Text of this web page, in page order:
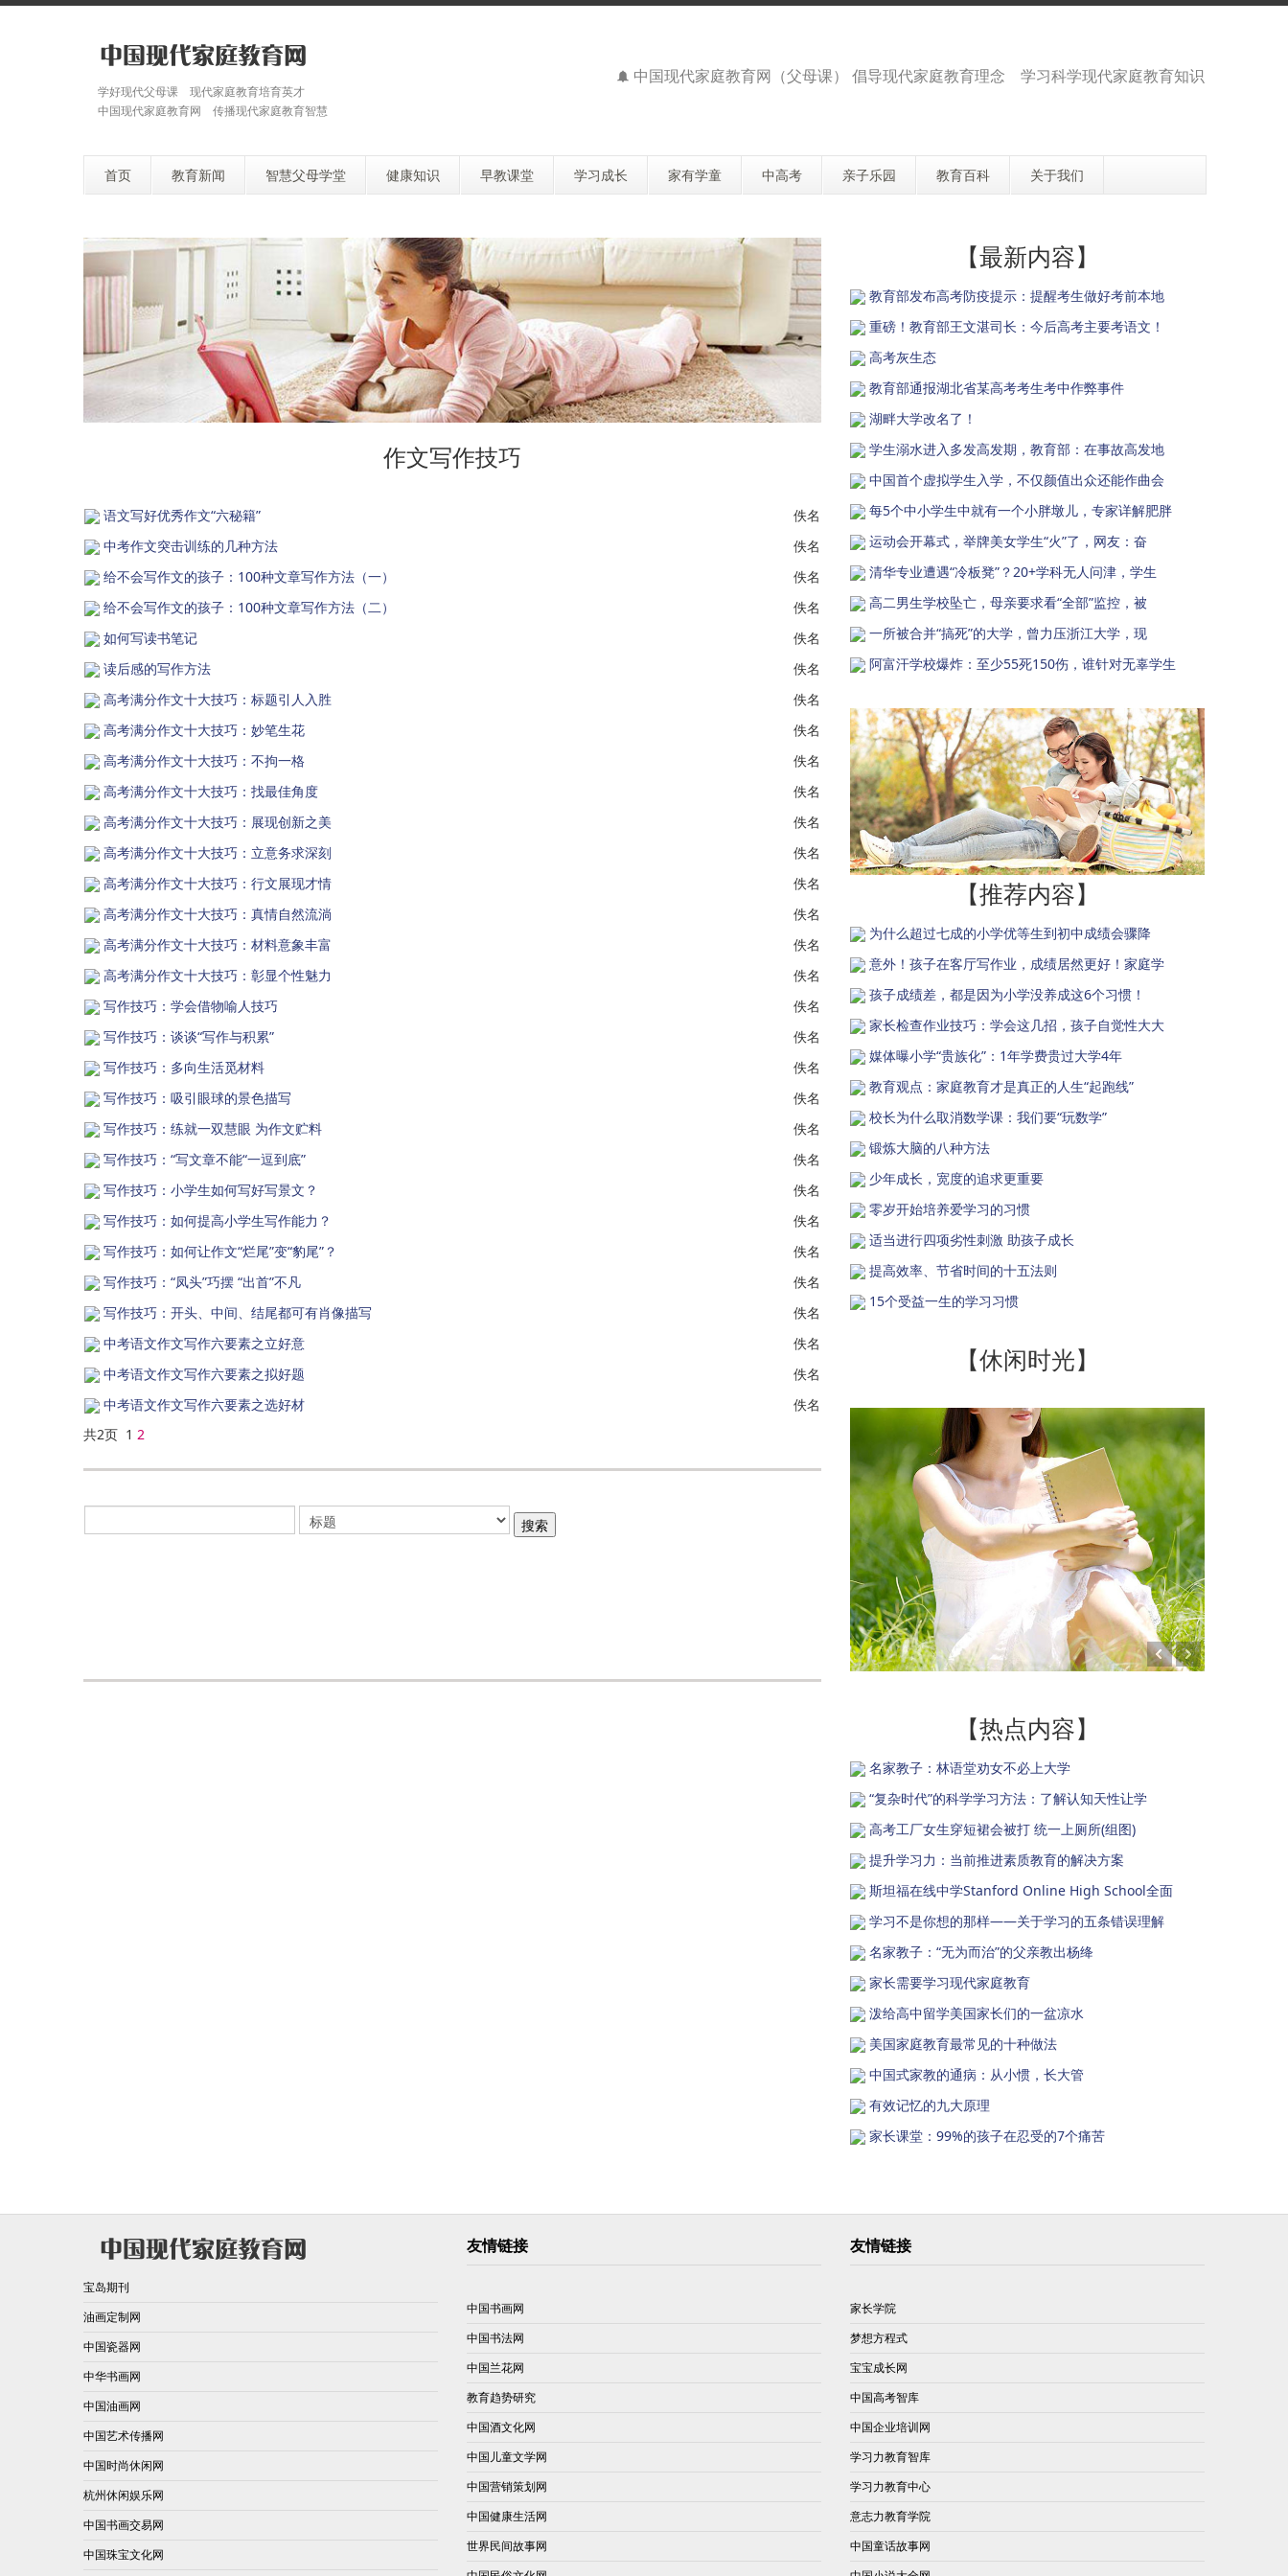
学好现代父母课 现代家庭教育培育英才
中国现代家庭教育网 传播现代家庭教育智慧
中国现代家庭教育网（父母课） 倡导现代家庭教育理念 学习科学现代家庭教育知识
首页 教育新闻 智慧父母学堂 健康知识 早教课堂 学习成长 家有学童 中高考 亲子乐园 教育百科 关于我们
作文写作技巧
语文写好优秀作文“六秘籍”
佚名
中考作文突击训练的几种方法
佚名
给不会写作文的孩子：100种文章写作方法（一）
佚名
给不会写作文的孩子：100种文章写作方法（二）
佚名
如何写读书笔记
佚名
读后感的写作方法
佚名
高考满分作文十大技巧：标题引人入胜
佚名
高考满分作文十大技巧：妙笔生花
佚名
高考满分作文十大技巧：不拘一格
佚名
高考满分作文十大技巧：找最佳角度
佚名
高考满分作文十大技巧：展现创新之美
佚名
高考满分作文十大技巧：立意务求深刻
佚名
高考满分作文十大技巧：行文展现才情
佚名
高考满分作文十大技巧：真情自然流淌
佚名
高考满分作文十大技巧：材料意象丰富
佚名
高考满分作文十大技巧：彰显个性魅力
佚名
写作技巧：学会借物喻人技巧
佚名
写作技巧：谈谈“写作与积累”
佚名
写作技巧：多向生活觅材料
佚名
写作技巧：吸引眼球的景色描写
佚名
写作技巧：练就一双慧眼 为作文贮料
佚名
写作技巧：“写文章不能“一逗到底”
佚名
写作技巧：小学生如何写好写景文？
佚名
写作技巧：如何提高小学生写作能力？
佚名
写作技巧：如何让作文“烂尾”变“豹尾”？
佚名
写作技巧：“凤头”巧摆 “出首”不凡
佚名
写作技巧：开头、中间、结尾都可有肖像描写
佚名
中考语文作文写作六要素之立好意
佚名
中考语文作文写作六要素之拟好题
佚名
中考语文作文写作六要素之选好材
佚名
共2页 1 2
【最新内容】
教育部发布高考防疫提示：提醒考生做好考前本地
重磅！教育部王文湛司长：今后高考主要考语文！
高考灰生态
教育部通报湖北省某高考考生考中作弊事件
湖畔大学改名了！
学生溺水进入多发高发期，教育部：在事故高发地
中国首个虚拟学生入学，不仅颜值出众还能作曲会
每5个中小学生中就有一个小胖墩儿，专家详解肥胖
运动会开幕式，举牌美女学生“火”了，网友：奋
清华专业遭遇“冷板凳”？20+学科无人问津，学生
高二男生学校坠亡，母亲要求看“全部”监控，被
一所被合并“搞死”的大学，曾力压浙江大学，现
阿富汗学校爆炸：至少55死150伤，谁针对无辜学生
【推荐内容】
为什么超过七成的小学优等生到初中成绩会骤降
意外！孩子在客厅写作业，成绩居然更好！家庭学
孩子成绩差，都是因为小学没养成这6个习惯！
家长检查作业技巧：学会这几招，孩子自觉性大大
媒体曝小学“贵族化”：1年学费贵过大学4年
教育观点：家庭教育才是真正的人生“起跑线”
校长为什么取消数学课：我们要“玩数学”
锻炼大脑的八种方法
少年成长，宽度的追求更重要
零岁开始培养爱学习的习惯
适当进行四项劣性刺激 助孩子成长
提高效率、节省时间的十五法则
15个受益一生的学习习惯
【休闲时光】
【热点内容】
名家教子：林语堂劝女不必上大学
“复杂时代”的科学学习方法：了解认知天性让学
高考工厂女生穿短裙会被打 统一上厕所(组图)
提升学习力：当前推进素质教育的解决方案
斯坦福在线中学Stanford Online High School全面
学习不是你想的那样——关于学习的五条错误理解
名家教子：“无为而治”的父亲教出杨绛
家长需要学习现代家庭教育
泼给高中留学美国家长们的一盆凉水
美国家庭教育最常见的十种做法
中国式家教的通病：从小惯，长大管
有效记忆的九大原理
家长课堂：99%的孩子在忍受的7个痛苦
宝岛期刊
油画定制网
中国瓷器网
中华书画网
中国油画网
中国艺术传播网
中国时尚休闲网
杭州休闲娱乐网
中国书画交易网
中国珠宝文化网
友情链接
中国书画网
中国书法网
中国兰花网
教育趋势研究
中国酒文化网
中国儿童文学网
中国营销策划网
中国健康生活网
世界民间故事网
友情链接
家长学院
梦想方程式
宝宝成长网
中国高考智库
中国企业培训网
学习力教育智库
学习力教育中心
意志力教育学院
中国童话故事网